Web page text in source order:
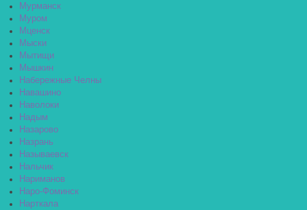
Мурманск
Муром
Мценск
Мыски
Мытищи
Мышкин
Набережные Челны
Навашино
Наволоки
Надым
Назарово
Назрань
Называевск
Нальчик
Нариманов
Наро-Фоминск
Нарткала